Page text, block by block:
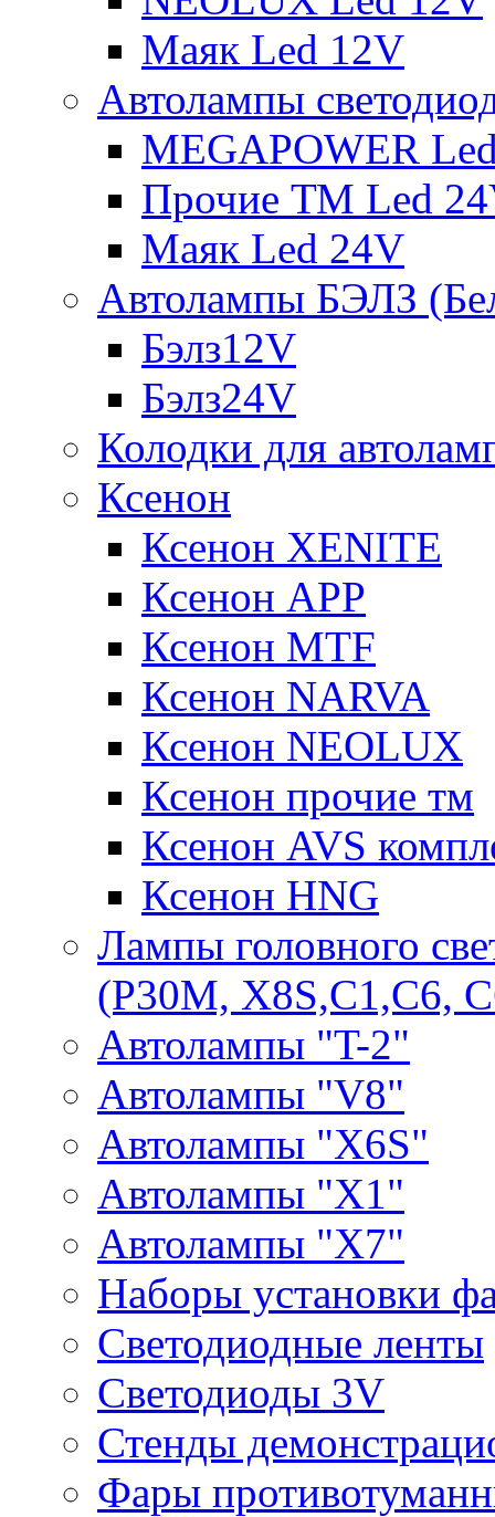
Маяк Led 12V
Автолампы
MEGAPOWER
Прочие ТМ Led
Маяк Led 24V
Автолампы БЭЛЗ
Бэлз12V
Бэлз24V
Колодки для
Ксенон
Ксенон XENITE
Ксенон APP
Ксенон MTF
Ксенон NARVA
Ксенон NEOLUX
Ксенон прочие тм
Ксенон AVS
Ксенон HNG
Лампы головного
(P30M, X8S,С1,С6,
Автолампы "T-2"
Автолампы "V8"
Автолампы "X6S"
Автолампы "Х1"
Автолампы "Х7"
Наборы установки
Светодиодные ленты
Светодиоды 3V
Стенды
Фары